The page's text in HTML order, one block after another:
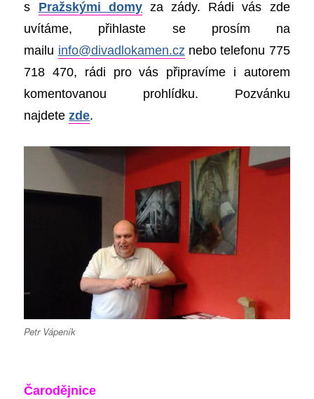
s Pražskými domy za zády. Rádi vás zde
uvítáme, přihlaste se prosím na
mailu info@divadlokamen.cz nebo telefonu 775
718 470, rádi pro vás připravíme i autorem
komentovanou prohlídku. Pozvánku
najdete zde.
Petr Vápeník
Čarodějnice